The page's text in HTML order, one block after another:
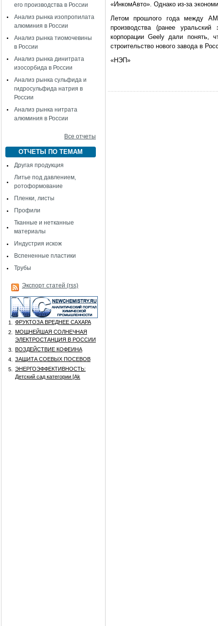
его производства в России
Анализ рынка изопропилата
алюминия в России
Анализ рынка тиомочевины
в России
Анализ рынка динитрата
изосорбида в России
Анализ рынка сульфида и
гидросульфида натрия в
России
Анализ рынка нитрата
алюминия в России
Все отчеты
ОТЧЕТЫ ПО ТЕМАМ
Другая продукция
Литье под давлением,
ротоформование
Пленки, листы
Профили
Тканные и нетканные
материалы
Индустрия искож
Вспененные пластики
Трубы
Экспорт статей (rss)
1.
ФРУКТОЗА ВРЕДНЕЕ САХАРА
2.
МОЩНЕЙШАЯ СОЛНЕЧНАЯ
ЭЛЕКТРОСТАНЦИЯ В РОССИИ
3.
ВОЗДЕЙСТВИЕ КОФЕИНА
4.
ЗАЩИТА СОЕВЫХ ПОСЕВОВ
5.
ЭНЕРГОЭФФЕКТИВНОСТЬ:
Детский сад категории [Аk
«ИнкомАвто». Однако из-за
Летом прошлого года между
производства (ранее
корпорации Geely дали понять,
строительство нового завода в
«НЭП»